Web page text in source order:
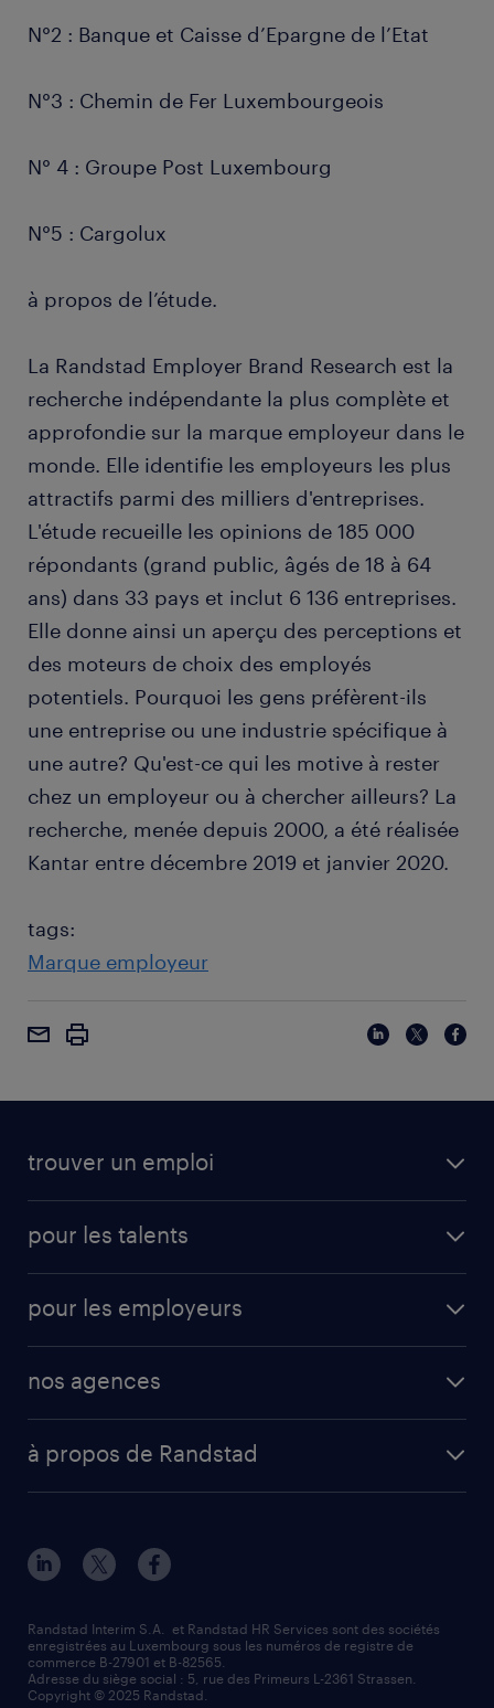
N°2 : Banque et Caisse d’Epargne de l’Etat
N°3 : Chemin de Fer Luxembourgeois
N° 4 : Groupe Post Luxembourg
N°5 : Cargolux
à propos de l’étude.
La Randstad Employer Brand Research est la
recherche indépendante la plus complète et
approfondie sur la marque employeur dans le
monde. Elle identifie les employeurs les plus
attractifs parmi des milliers d'entreprises.
L'étude recueille les opinions de 185 000
répondants (grand public, âgés de 18 à 64
ans) dans 33 pays et inclut 6 136 entreprises.
Elle donne ainsi un aperçu des perceptions et
des moteurs de choix des employés
potentiels. Pourquoi les gens préfèrent-ils
une entreprise ou une industrie spécifique à
une autre? Qu'est-ce qui les motive à rester
chez un employeur ou à chercher ailleurs? La
recherche, menée depuis 2000, a été réalisée
Kantar entre décembre 2019 et janvier 2020.
tags:
Marque employeur
trouver un emploi
pour les talents
pour les employeurs
nos agences
à propos de Randstad
Randstad Interim S.A. et Randstad HR Services sont des sociétés
enregistrées au Luxembourg sous les numéros de registre de
commerce B-27901 et B-82565.
Adresse du siège social : 5, rue des Primeurs L-2361 Strassen.
Copyright © 2025 Randstad.